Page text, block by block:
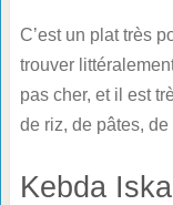
C’est un plat très
trouver
pas cher, et il est
de riz, de pâtes,
Kebda